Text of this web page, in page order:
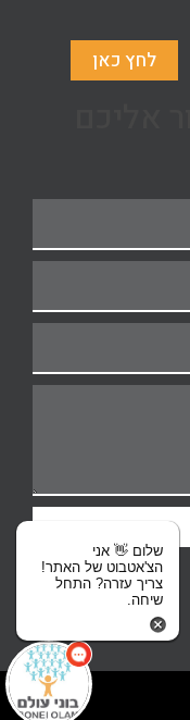
לחץ כאן
שלום 👋 אני
הצ'אטבוט של האתר!
צריך עזרה? התחל
שיחה.